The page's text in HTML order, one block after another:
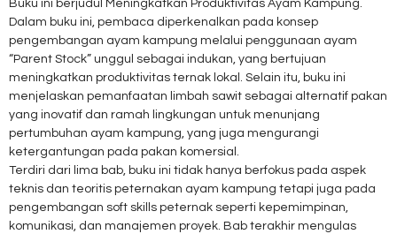
Buku ini berjudul Meningkatkan Produktivitas Ayam Kampung.
Dalam buku ini, pembaca diperkenalkan pada konsep
pengembangan ayam kampung melalui penggunaan ayam
“Parent Stock” unggul sebagai indukan, yang bertujuan
meningkatkan produktivitas ternak lokal. Selain itu, buku ini
menjelaskan pemanfaatan limbah sawit sebagai alternatif pakan
yang inovatif dan ramah lingkungan untuk menunjang
pertumbuhan ayam kampung, yang juga mengurangi
ketergantungan pada pakan komersial.
Terdiri dari lima bab, buku ini tidak hanya berfokus pada aspek
teknis dan teoritis peternakan ayam kampung tetapi juga pada
pengembangan soft skills peternak seperti kepemimpinan,
komunikasi, dan manajemen proyek. Bab terakhir mengulas